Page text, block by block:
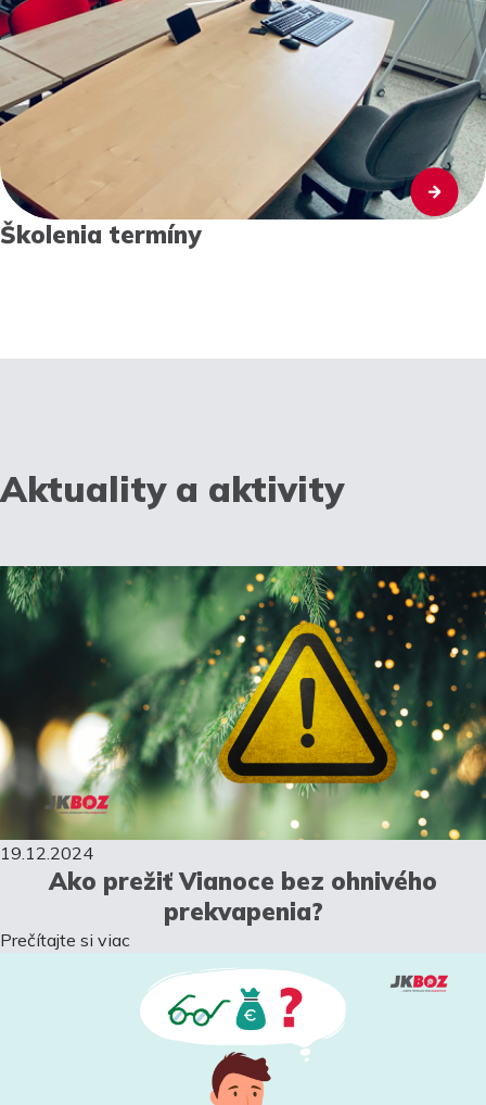
Školenia termíny
Aktuality a aktivity
19.12.2024
Ako prežiť Vianoce bez ohnivého
prekvapenia?
Prečítajte si viac